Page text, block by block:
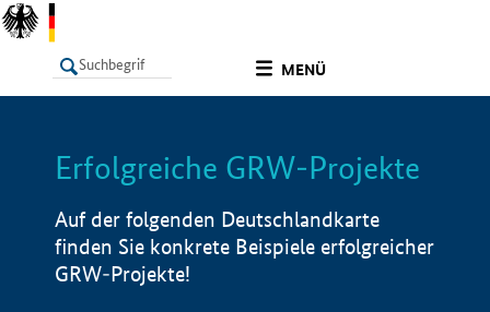
MENÜ
LISTE Info
Erfolgreiche GRW-Projekte
Auf der folgenden Deutschlandkarte
finden Sie konkrete Beispiele erfolgreicher
GRW-Projekte!